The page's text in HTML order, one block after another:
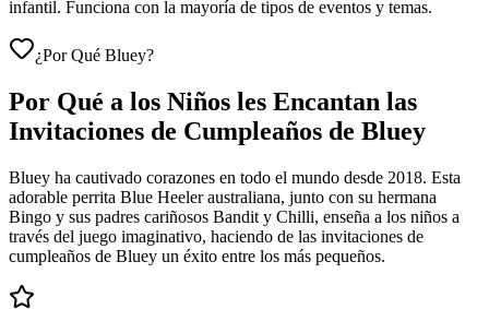
infantil. Funciona con la mayoría de tipos de eventos y temas.
¿Por Qué Bluey?
Por Qué a los Niños les Encantan las
Invitaciones de Cumpleaños de Bluey
Bluey ha cautivado corazones en todo el mundo desde 2018. Esta
adorable perrita Blue Heeler australiana, junto con su hermana
Bingo y sus padres cariñosos Bandit y Chilli, enseña a los niños a
través del juego imaginativo, haciendo de las invitaciones de
cumpleaños de Bluey un éxito entre los más pequeños.